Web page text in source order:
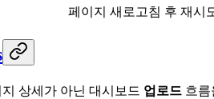
페이지 새로고침 후 재시
상세가 아닌 대시보드 업로드 흐